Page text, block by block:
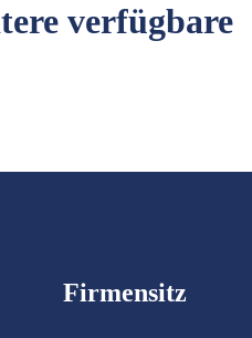
verfügbare
Firmensitz